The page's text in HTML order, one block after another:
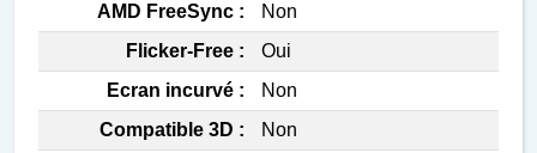
AMD FreeSync :
Non
Flicker-Free :
Oui
Ecran incurvé :
Non
Compatible 3D :
Non